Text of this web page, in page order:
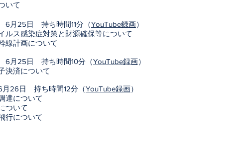
いて
6月25日 持ち時間11分（YouTube録画）
ルス感染症対策と財源確保等について
線計画について
6月25日 持ち時間10分（YouTube録画）
決済について
26日 持ち時間12分（YouTube録画）
達について
ついて
行について